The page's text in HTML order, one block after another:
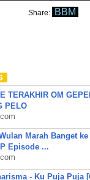
Share: BBM
TERAKHIR OM
PELO
Marah Banget
Episode ...
- Ku Puja Puja